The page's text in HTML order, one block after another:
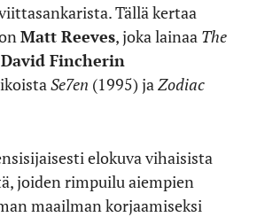
Tällä kertaa
Matt Reeves, joka lainaa The
David Fincherin
Se7en (1995) jaZodiac
elokuva vihaisista
joiden rimpuilu aiempien
maailman korjaamiseksi